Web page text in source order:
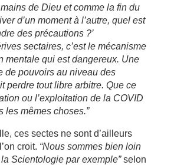
de Dieu et comme la fin du
d’un moment à l’autre, quel est
des précautions ?’
sectaires, c’est le mécanisme
mentale qui est dangereux. Une
de pouvoirs au niveau des
perdre tout libre arbitre. Que ce
ou l’exploitation de la COVID
les mêmes choses.”
ces sectes ne sont d’ailleurs
croit. “Nous sommes bien loin
Scientologie par exemple”selon